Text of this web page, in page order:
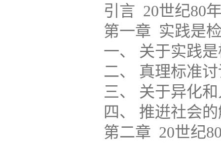
引言 20世纪80
第一章 实践是
一、 关于实践
二、 真理标准
三、 关于异化
四、 推逬社会
第二章 20世纪